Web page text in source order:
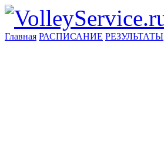
Главная РАСПИСАНИЕ РЕЗУЛЬТАТЫ